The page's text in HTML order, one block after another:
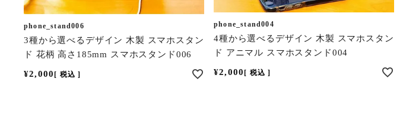
phone_stand006
3種から選べるデザイン 木製 スマホスタン
ド 花柄 高さ185mm スマホスタンド006
¥2,000 税込
phone_stand004
4種から選べるデザイン 木製 スマホスタン
ド アニマル スマホスタンド004
¥2,000 税込